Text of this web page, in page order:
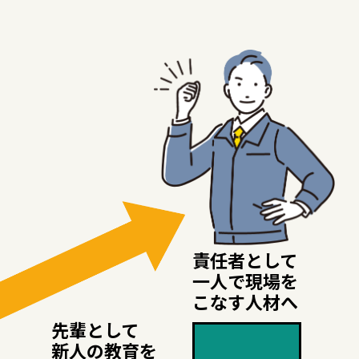
先輩として
新人の教育を
責任者として
一人で現場を
こなす人材へ